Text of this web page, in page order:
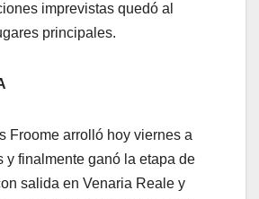
imprevistas quedó al
principales.
Froome arrolló hoy viernes a
y finalmente ganó la etapa de
salida en Venaria Reale y